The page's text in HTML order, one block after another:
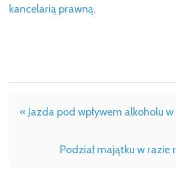
kancelarią prawną.
« Jazda pod wpływem alkoholu w
Podział majątku w razie